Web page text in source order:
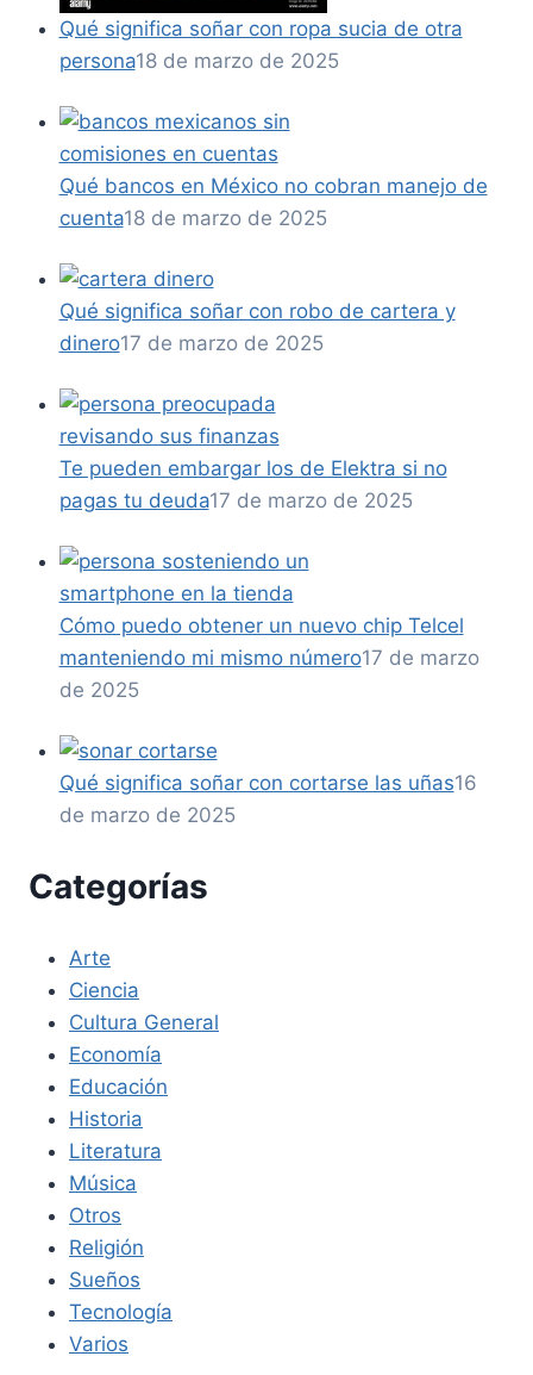
Qué significa soñar con ropa sucia de otra
persona18 de marzo de 2025
Qué bancos en México no cobran manejo de
cuenta18 de marzo de 2025
Qué significa soñar con robo de cartera y
dinero17 de marzo de 2025
Te pueden embargar los de Elektra si no
pagas tu deuda17 de marzo de 2025
Cómo puedo obtener un nuevo chip Telcel
manteniendo mi mismo número17 de marzo
de 2025
Qué significa soñar con cortarse las uñas16
de marzo de 2025
Categorías
Arte
Ciencia
Cultura General
Economía
Educación
Historia
Literatura
Música
Otros
Religión
Sueños
Tecnología
Varios